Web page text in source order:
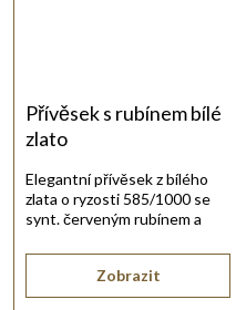
Přívěsek s rubínem bílé
zlato
Zobrazit
Elegantní přívěsek z bílého
zlata o ryzosti 585/1000 se
synt. červeným rubínem a